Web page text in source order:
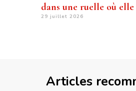
dans une ruelle où elle
29 juillet 2026
Articles